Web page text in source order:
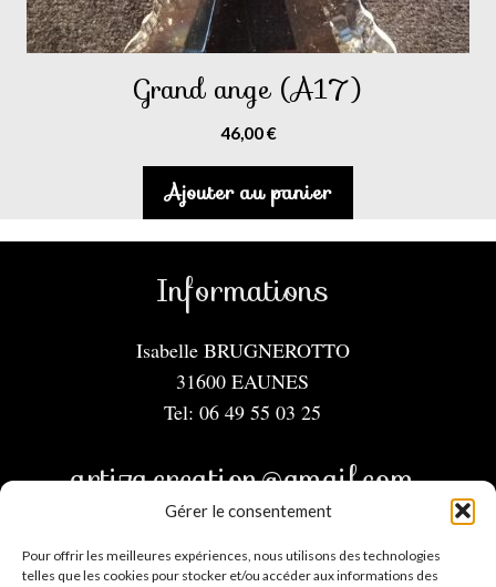
Gérer le consentement
Pour offrir les meilleures expériences, nous utilisons des technologies
telles que les cookies pour stocker et/ou accéder aux informations des
Grand ange (A17)
46,00€
Ajouter au panier
Informations
Isabelle BRUGNEROTTO
31600 EAUNES
Tel: 06 49 55 03 25
artiza.creation@gmail.com
Menu